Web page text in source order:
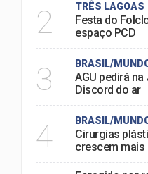
2 TRÊS LAGOAS
Festa do
espaço PCD
3 BRASIL/
AGU pedirá
Discord do ar
4 BRASIL/
Cirurgias
crescem mais